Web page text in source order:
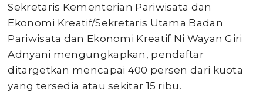
Sekretaris Kementerian Pariwisata dan
Ekonomi Kreatif/Sekretaris Utama Badan
Pariwisata dan Ekonomi Kreatif Ni Wayan Giri
Adnyani mengungkapkan, pendaftar
ditargetkan mencapai 400 persen dari kuota
yang tersedia atau sekitar 15 ribu.